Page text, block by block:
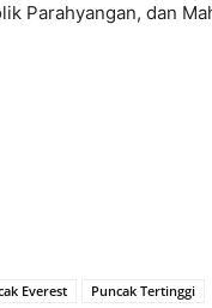
Parahyangan, dan
Everest Puncak Tertinggi